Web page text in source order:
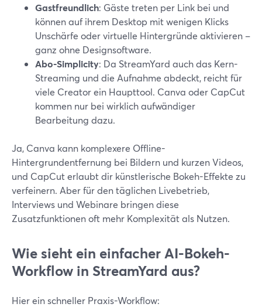
Gastfreundlich: Gäste treten per Link bei und
können auf ihrem Desktop mit wenigen Klicks
Unschärfe oder virtuelle Hintergründe aktivieren –
ganz ohne Designsoftware.
Abo-Simplicity: Da StreamYard auch das Kern-
Streaming und die Aufnahme abdeckt, reicht für
viele Creator ein Haupttool. Canva oder CapCut
kommen nur bei wirklich aufwändiger
Bearbeitung dazu.
Ja, Canva kann komplexere Offline-
Hintergrundentfernung bei Bildern und kurzen Videos,
und CapCut erlaubt dir künstlerische Bokeh-Effekte zu
verfeinern. Aber für den täglichen Livebetrieb,
Interviews und Webinare bringen diese
Zusatzfunktionen oft mehr Komplexität als Nutzen.
Wie sieht ein einfacher AI-Bokeh-
Workflow in StreamYard aus?
Hier ein schneller Praxis-Workflow: